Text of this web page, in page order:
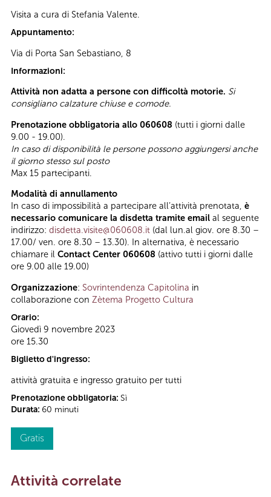
Visita a cura di Stefania Valente.
Appuntamento:
Via di Porta San Sebastiano, 8
Informazioni:
Attività non adatta a persone con difficoltà motorie. Si
consigliano calzature chiuse e comode.
Prenotazione obbligatoria allo 060608 (tutti i giorni dalle
9.00 - 19.00).
In caso di disponibilità le persone possono aggiungersi anche
il giorno stesso sul posto
Max 15 partecipanti.
Modalità di annullamento
In caso di impossibilità a partecipare all’attività prenotata, è
necessario comunicare la disdetta tramite email al seguente
indirizzo: disdetta.visite@060608.it (dal lun.al giov. ore 8.30 –
17.00/ ven. ore 8.30 – 13.30). In alternativa, è necessario
chiamare il Contact Center 060608 (attivo tutti i giorni dalle
ore 9.00 alle 19.00)
Organizzazione: Sovrintendenza Capitolina in
collaborazione con Zètema Progetto Cultura
Orario:
Giovedì 9 novembre 2023
ore 15.30
Biglietto d'ingresso:
attività gratuita e ingresso gratuito per tutti
Prenotazione obbligatoria: Sì
Durata: 60 minuti
Gratis
Attività correlate